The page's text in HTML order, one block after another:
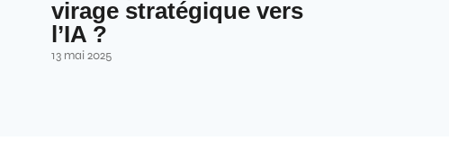
virage stratégique vers
l’IA ?
13 mai 2025